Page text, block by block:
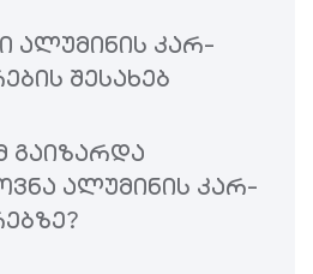
ᲐᲚᲣᲛᲘᲜᲘᲡ ᲙᲐᲠ-
ᲨᲔᲡᲐᲮᲔᲑ
ᲒᲐᲘᲖᲐᲠᲓᲐ
ᲐᲚᲣᲛᲘᲜᲘᲡ ᲙᲐᲠ-